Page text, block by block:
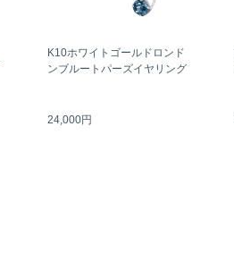
K10ホワイトゴールドロンド
ンブルートパーズイヤリング
24,000円